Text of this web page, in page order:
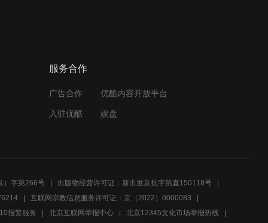
服务合作
广告合作 优酷内容开放平台
入驻优酷 娱盘
）字第266号
出版物经营许可证：新出发京批字第直150118号
互联网宗教信息服务许可证：京（2022）0000083
报警服务
北京互联网举报中心 北京12345文化市场举报热线